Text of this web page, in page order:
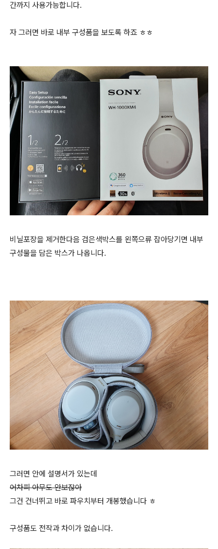
간까지 사용가능합니다.
자 그러면 바로 내부 구성품을 보도록 하죠 ㅎㅎ
비닐포장을 제거한다음 검은색박스를 왼쪽으류 잡아당기면 내부
구성물을 담은 박스가 나옵니다.
그러면 안에 설명서가 있는데
어차피 아무도 안보잖아
그건 건너뛰고 바로 파우치부터 개봉했습니다 ㅎ
구성품도 전작과 차이가 없습니다.